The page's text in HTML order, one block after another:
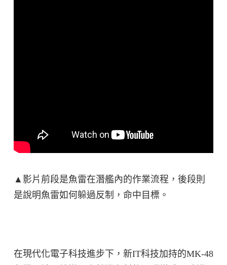
▲影片前段是魚雷在潛艦內的作業流程，後段則
是說明魚雷如何躲過反制，命中目標。
在現代化電子科技進步下，新IT科技加持的MK-48